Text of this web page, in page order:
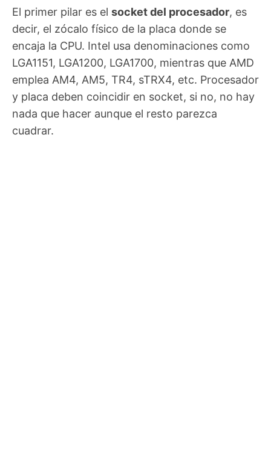
El primer pilar es el socket del procesador, es
decir, el zócalo físico de la placa donde se
encaja la CPU. Intel usa denominaciones como
LGA1151, LGA1200, LGA1700, mientras que AMD
emplea AM4, AM5, TR4, sTRX4, etc. Procesador
y placa deben coincidir en socket, si no, no hay
nada que hacer aunque el resto parezca
cuadrar.